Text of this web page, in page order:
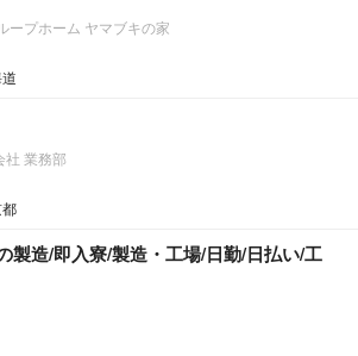
ープホーム ヤマブキの家
社 業務部
製造/即入寮/製造・工場/日勤/日払い/工